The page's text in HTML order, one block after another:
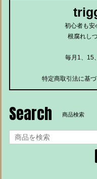
初心者も安
根腐れし
毎月1、15
特定商取引法に基
Search 商品検索